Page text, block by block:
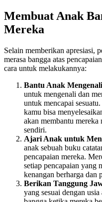
Membuat Anak
Mereka
Selain memberikan apresiasi,
merasa bangga atas
cara untuk melakukannya:
Bantu Anak
untuk mengenali dan
untuk mencapai
kamu bisa
akan membantu mereka
sendiri.
Ajari Anak untuk
anak sebuah buku
pencapaian mereka.
setiap pencapaian yang
kenangan berharga dan
Berikan Tanggung
yang sesuai dengan